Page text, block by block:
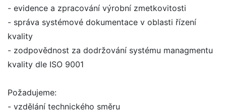
- evidence a zpracování výrobní zmetkovitosti
- správa systémové dokumentace v oblasti řízení
kvality
- zodpovědnost za dodržování systému managmentu
kvality dle ISO 9001
Požadujeme:
- vzdělání technického směru